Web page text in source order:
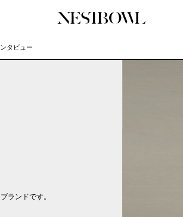
タビュー
ランドです。